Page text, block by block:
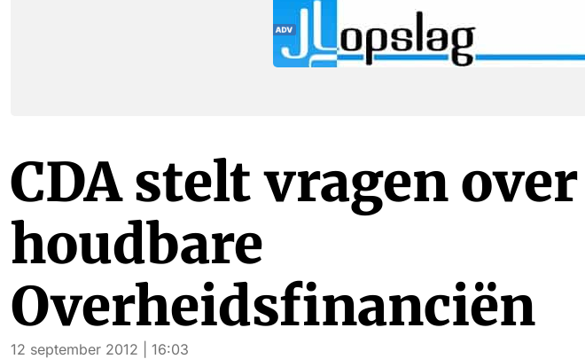
CDA stelt vragen over
houdbare
Overheidsfinanciën
12 september 2012 | 16:03